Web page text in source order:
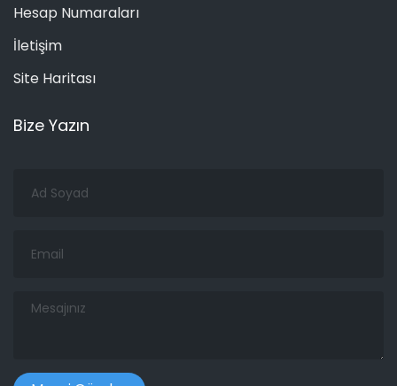
Hesap Numaraları
İletişim
Site Haritası
Bize Yazın
Soyad
Mesajınız